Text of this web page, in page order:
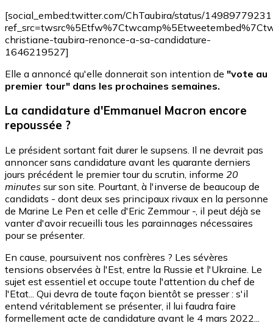
[social_embed:twitter.com/ChTaubira/status/
christiane-taubira-renonce-a-sa-candidature-
1646219527]
Elle a annoncé qu'elle donnerait son intention de "vote au
premier tour" dans les prochaines semaines.
La candidature d'Emmanuel Macron encore
repoussée ?
Le président sortant fait durer le supsens. Il ne devrait pas
annoncer sans candidature avant les quarante derniers
jours précédent le premier tour du scrutin, informe 20
minutes sur son site. Pourtant, à l'inverse de beaucoup de
candidats - dont deux ses principaux rivaux en la personne
de Marine Le Pen et celle d'Eric Zemmour -, il peut déjà se
vanter d'avoir recueilli tous les parainnages nécessaires
pour se présenter.
En cause, poursuivent nos confrères ? Les sévères
tensions observées à l'Est, entre la Russie et l'Ukraine. Le
sujet est essentiel et occupe toute l'attention du chef de
l'Etat... Qui devra de toute façon bientôt se presser : s'il
entend véritablement se présenter, il lui faudra faire
formellement acte de candidature avant le 4 mars 2022...